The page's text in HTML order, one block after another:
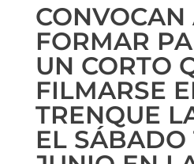
CONVOCAN
FORMAR
UN CORTO
FILMARSE
TRENQUE
EL SÁBADO